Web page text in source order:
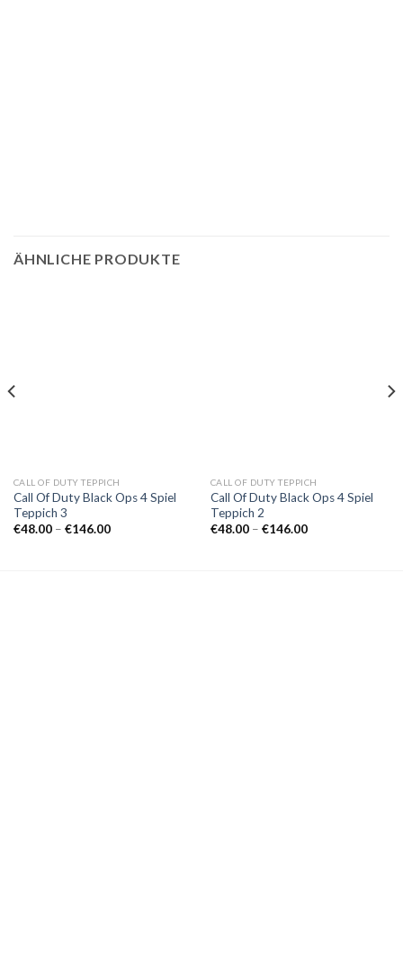
ÄHNLICHE PRODUKTE
CALL OF DUTY TEPPICH
Call Of Duty Black Ops 4 Spiel
Teppich 3
€48.00 – €146.00Preisspanne:
CALL OF DUTY TEPPICH
Call Of Duty Black Ops 4 Spiel
Teppich 2
€48.00 – €146.00Preisspanne: